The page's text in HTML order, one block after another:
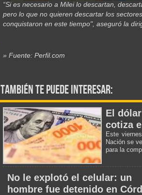
“Si es necesario a Milei lo descartan,
pero lo que no quieren descartar los
conquistaron en este tiempo", aseguró la
» Fuente: Perfil.com
También te puede interesar:
El
cotiza
Este
Nación se
para la
No le explotó el celular: un
hombre fue detenido en